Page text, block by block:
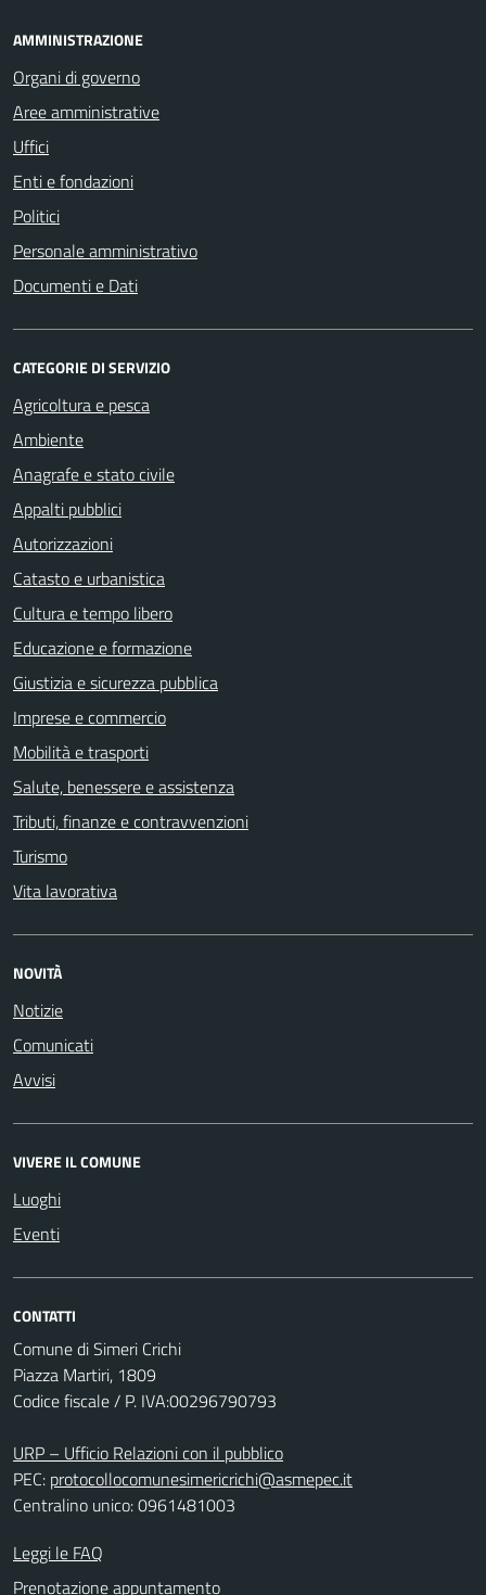
AMMINISTRAZIONE
Organi di governo
Aree amministrative
Uffici
Enti e fondazioni
Politici
Personale amministrativo
Documenti e Dati
CATEGORIE DI SERVIZIO
Agricoltura e pesca
Ambiente
Anagrafe e stato civile
Appalti pubblici
Autorizzazioni
Catasto e urbanistica
Cultura e tempo libero
Educazione e formazione
Giustizia e sicurezza pubblica
Imprese e commercio
Mobilità e trasporti
Salute, benessere e assistenza
Tributi, finanze e contravvenzioni
Turismo
Vita lavorativa
NOVITÀ
Notizie
Comunicati
Avvisi
VIVERE IL COMUNE
Luoghi
Eventi
CONTATTI
Comune di Simeri Crichi
Piazza Martiri, 1809
Codice fiscale / P. IVA:00296790793
URP – Ufficio Relazioni con il pubblico
PEC: protocollocomunesimericrichi@asmepec.it
Centralino unico: 0961481003
Leggi le FAQ
Prenotazione appuntamento